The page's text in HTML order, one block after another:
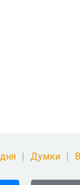
Думки